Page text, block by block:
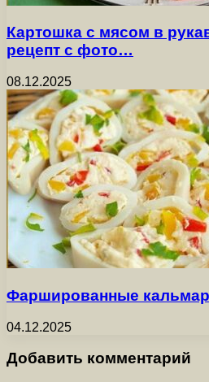
Картошка с мясом в
рецепт с фото…
08.12.2025
Фаршированные
04.12.2025
Добавить комментарий